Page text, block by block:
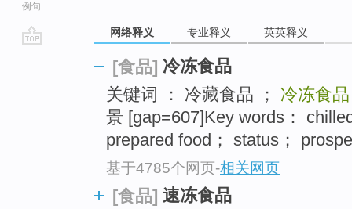
例句
网络释义 专业释义 英英释义
[食品] 冷冻食品
关键词 ： 冷藏食品 ； 冷冻食品
景 [gap=607]Key words：
prepared food； status；
基于4785个网页-相关网页
[食品] 速冻食品